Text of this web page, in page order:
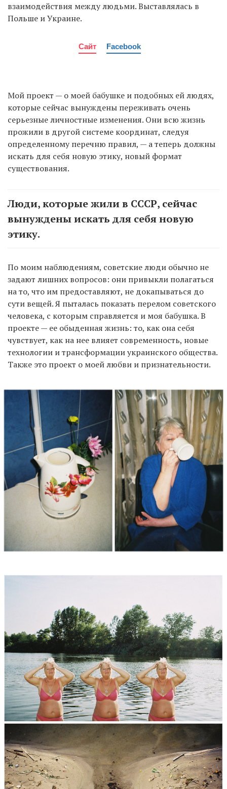
взаимодействия между людьми. Выставлялась в
Польше и Украине.
Сайт Facebook
Мой проект — о моей бабушке и подобных ей людях,
которые сейчас вынуждены переживать очень
серьезные личностные изменения. Они всю жизнь
прожили в другой системе координат, следуя
определенному перечню правил, — а теперь должны
искать для себя новую этику, новый формат
существования.
Люди, которые жили в СССР, сейчас
вынуждены искать для себя новую
этику.
По моим наблюдениям, советские люди обычно не
задают лишних вопросов: они привыкли полагаться
на то, что им предоставляют, не докапываться до
сути вещей. Я пыталась показать перелом советского
человека, с которым справляется и моя бабушка. В
проекте — ее обыденная жизнь: то, как она себя
чувствует, как на нее влияет современность, новые
технологии и трансформации украинского общества.
Также это проект о моей любви и признательности.